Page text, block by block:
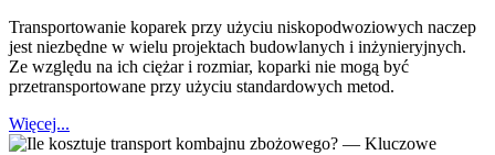
Transportowanie koparek przy użyciu niskopodwoziowych naczep
jest niezbędne w wielu projektach budowlanych i inżynieryjnych.
Ze względu na ich ciężar i rozmiar, koparki nie mogą być
przetransportowane przy użyciu standardowych metod.
Więcej...